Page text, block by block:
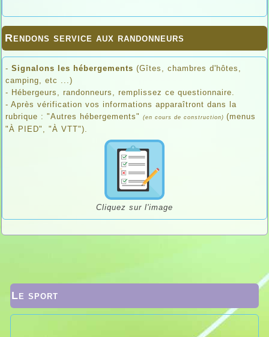
Rendons service aux randonneurs
- Signalons les hébergements (Gîtes, chambres d'hôtes,
camping, etc ...)
- Hébergeurs, randonneurs, remplissez ce questionnaire.
- Après vérification vos informations apparaîtront dans la
rubrique : "Autres hébergements"
(en cours de construction) (menus
"À PIED", "À VTT").
Cliquez sur l'image
Le sport